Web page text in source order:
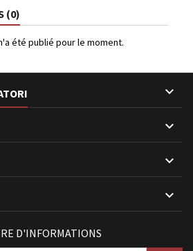
(0)
été publié pour le moment.




D'INFORMATIONS